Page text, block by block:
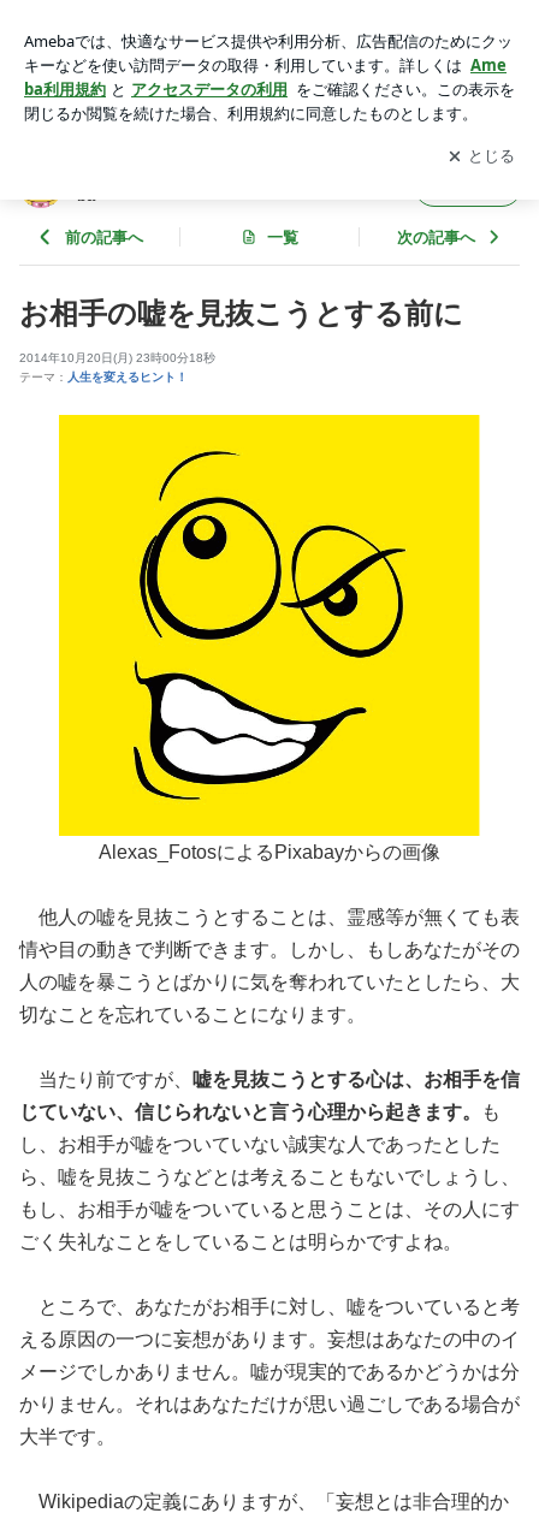
powered by Ameba
アプリをダウンロードして ブログの更新通知
を受け取りまし
ょう。
開く
ba
前の記事へ 一覧 次の記事へ
お相手の嘘を見抜こうとする前に
2014年10月20日(月) 23時00分18秒
テーマ： 人生を変えるヒント！
Alexas_FotosによるPixabayからの画像
他人の嘘を見抜こうとすることは、霊感等が無くても表
情や目の動きで判断できます。しかし、もしあなたがその
人の嘘を暴こうとばかりに気を奪われていたとしたら、大
切なことを忘れていることになります。
当たり前ですが、
嘘を見抜こうとする心は、お相手を信
じていない、信じられないと言う心理から起きます。
も
し、お相手が嘘をついていない誠実な人であったとした
ら、嘘を見抜こうなどとは考えることもないでしょうし、
もし、お相手が嘘をついていると思うことは、その人にす
ごく失礼なことをしていることは明らかですよね。
ところで、あなたがお相手に対し、嘘をついていると考
える原因の一つに妄想があります。妄想はあなたの中のイ
メージでしかありません。嘘が現実的であるかどうかは分
かりません。それはあなただけが思い過ごしである場合が
大半です。
Wikipediaの定義にありますが、「妄想とは非合理的か